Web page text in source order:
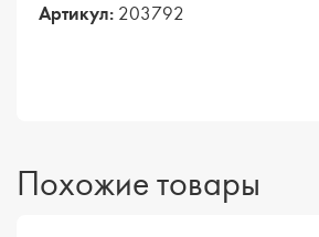
Артикул: 203792
Похожие товары